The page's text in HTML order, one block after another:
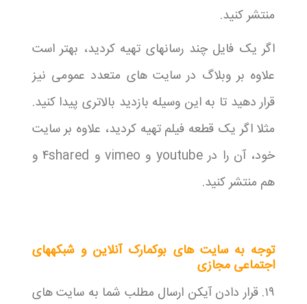
منتشر کنید.
اگر یک فایل چند رسانهای تهیه کردید، بهتر است
علاوه بر وبلاگ در سایت های متعدد عمومی نیز
قرار دهید تا به این وسیله بازدید بالاتری پیدا کنید.
مثلا اگر یک قطعه فیلم تهیه کردید، علاوه بر سایت
خود، آن را در youtube و vimeo و ۴shared و
هم منتشر کنید.
توجه به سایت های بوکمارک آنلاین و شبکههای
اجتماعی مجازی
۱۹. قرار دادن آیکن ارسال مطلب شما به سایت های